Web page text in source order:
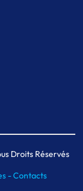
Droits Réservés
-Contacts